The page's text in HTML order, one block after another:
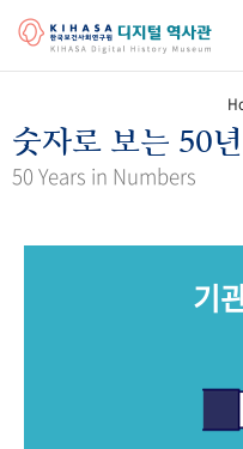
걸어온 길 기관 변천사
키워드로 보
문서 기록물
숫자로 보는 50년
50 Years in Numbers
기